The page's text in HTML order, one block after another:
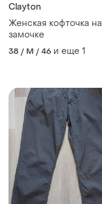
Clayton
Женская кофточка на
замочке
38 / M / 46 и еще 1